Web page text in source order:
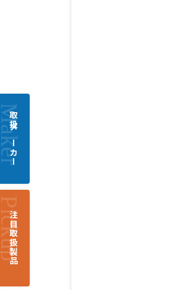
取扱メーカー
注目取扱製品